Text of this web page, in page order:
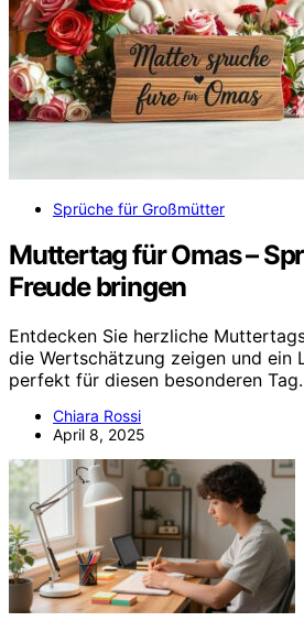
Sprüche für Großmütter
Muttertag für Omas –
Freude bringen
Entdecken Sie herzliche
die Wertschätzung zeigen und ein
perfekt für diesen besonderen Tag.
Chiara Rossi
April 8, 2025